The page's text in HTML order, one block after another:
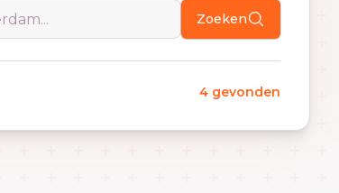
Zoeken
4 gevonden